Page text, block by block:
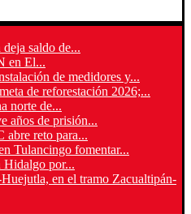
saldo de...
en El...
de medidores y...
de reforestación 2026;...
norte de...
años de prisión...
abre reto para...
Tulancingo fomentar...
Hidalgo por...
en el tramo Zacualtipán-